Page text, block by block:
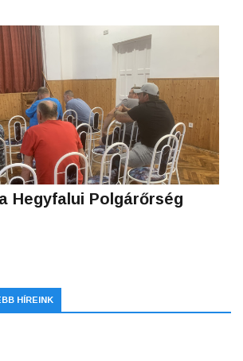
Hegyfalui Polgárőrség
HÍREINK